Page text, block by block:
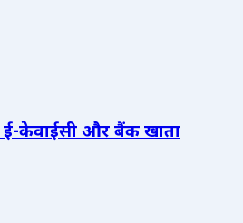
ई-केवाईसी और बैंक खाता